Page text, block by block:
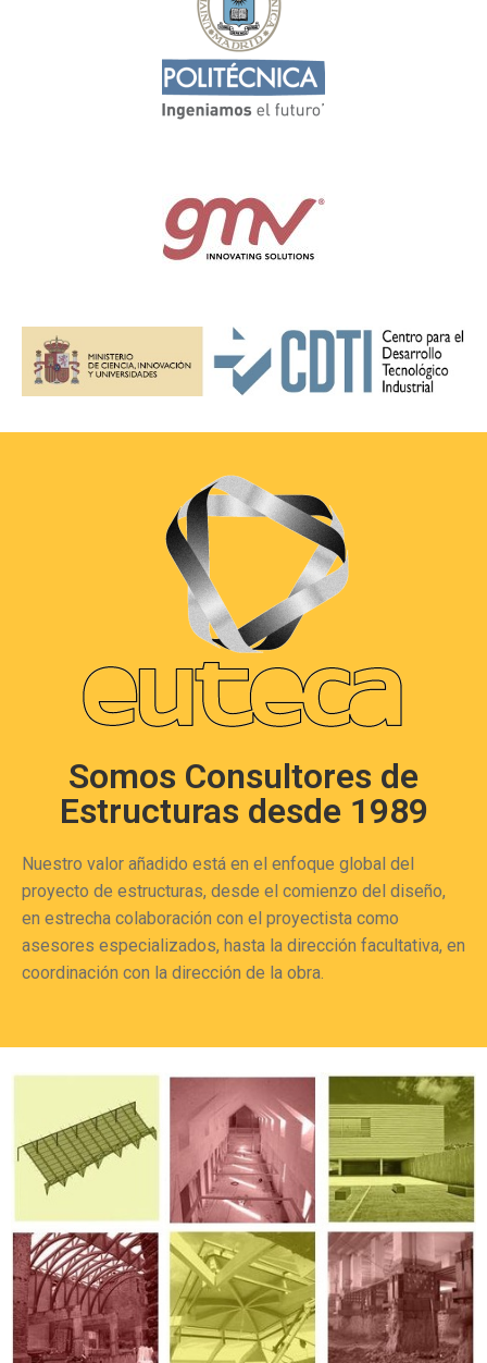
Somos Consultores de
Estructuras desde 1989
Nuestro valor añadido está en el enfoque global del
proyecto de estructuras, desde el comienzo del diseño,
en estrecha colaboración con el proyectista como
asesores especializados, hasta la dirección facultativa, en
coordinación con la dirección de la obra.